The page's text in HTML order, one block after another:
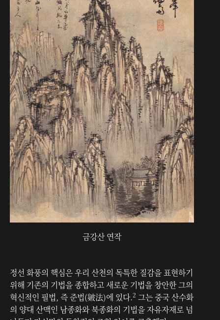
금강산 연작
정선 화풍의 핵심은 우리 산천의 독특한 질감을 표현하기
위해 기존의 기법을 종합하고 새로운 기법을 창안한 그의
혁신적인 필법, 즉 준법(皴法)에 있다.2 그는 중국 산수화
의 양대 산맥인 남종화와 북종화의 기법을 자유자재로 넘